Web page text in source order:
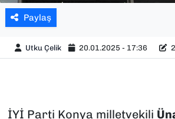
Paylaş
Utku Çelik 20.01.2025 - 17:36
İYİ Parti Konya milletvekili